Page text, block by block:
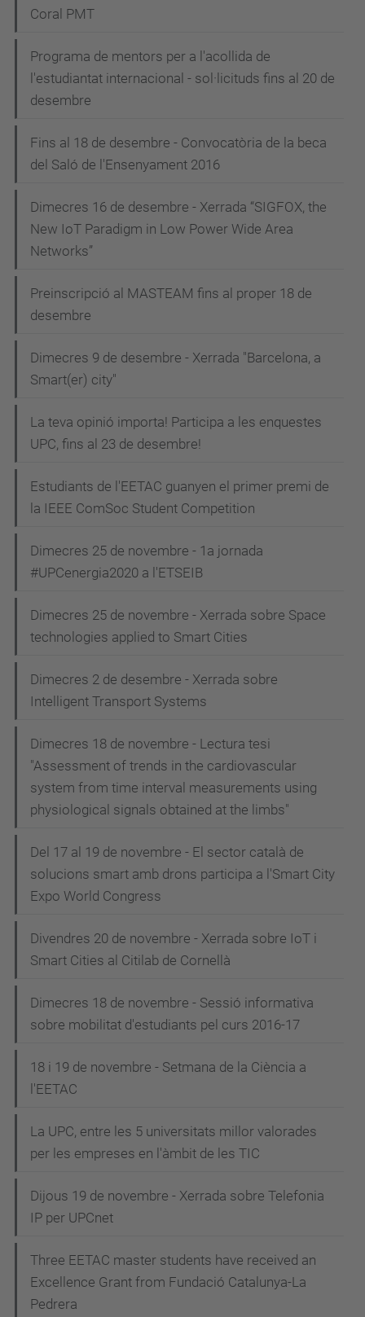
Coral PMT
Programa de mentors per a l'acollida de
l'estudiantat internacional - sol·licituds fins al 20 de
desembre
Fins al 18 de desembre - Convocatòria de la beca
del Saló de l'Ensenyament 2016
Dimecres 16 de desembre - Xerrada “SIGFOX, the
New IoT Paradigm in Low Power Wide Area
Networks”
Preinscripció al MASTEAM fins al proper 18 de
desembre
Dimecres 9 de desembre - Xerrada "Barcelona, a
Smart(er) city"
La teva opinió importa! Participa a les enquestes
UPC, fins al 23 de desembre!
Estudiants de l'EETAC guanyen el primer premi de
la IEEE ComSoc Student Competition
Dimecres 25 de novembre - 1a jornada
#UPCenergia2020 a l'ETSEIB
Dimecres 25 de novembre - Xerrada sobre Space
technologies applied to Smart Cities
Dimecres 2 de desembre - Xerrada sobre
Intelligent Transport Systems
Dimecres 18 de novembre - Lectura tesi
"Assessment of trends in the cardiovascular
system from time interval measurements using
physiological signals obtained at the limbs"
Del 17 al 19 de novembre - El sector català de
solucions smart amb drons participa a l'Smart City
Expo World Congress
Divendres 20 de novembre - Xerrada sobre IoT i
Smart Cities al Citilab de Cornellà
Dimecres 18 de novembre - Sessió informativa
sobre mobilitat d'estudiants pel curs 2016-17
18 i 19 de novembre - Setmana de la Ciència a
l'EETAC
La UPC, entre les 5 universitats millor valorades
per les empreses en l'àmbit de les TIC
Dijous 19 de novembre - Xerrada sobre Telefonia
IP per UPCnet
Three EETAC master students have received an
Excellence Grant from Fundació Catalunya-La
Pedrera